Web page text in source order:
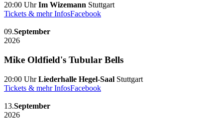
20:00 UhrIm Wizemann Stuttgart
Tickets & mehr InfosFacebook
09.September
2026
Mike Oldfield's Tubular Bells
20:00 UhrLiederhalle Hegel-Saal Stuttgart
Tickets & mehr InfosFacebook
13.September
2026